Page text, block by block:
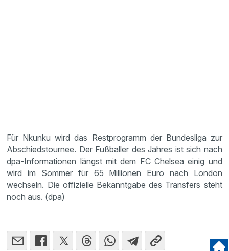
Für Nkunku wird das Restprogramm der Bundesliga zur
Abschiedstournee. Der Fußballer des Jahres ist sich nach
dpa-Informationen längst mit dem FC Chelsea einig und
wird im Sommer für 65 Millionen Euro nach London
wechseln. Die offizielle Bekanntgabe des Transfers steht
noch aus. (dpa)